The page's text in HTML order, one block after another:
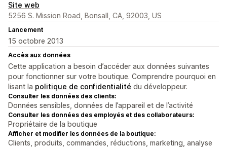
Site web
5256 S. Mission Road, Bonsall, CA, 92003, US
Lancement
15 octobre 2013
Accès aux données
Cette application a besoin d’accéder aux données suivantes
pour fonctionner sur votre boutique. Comprendre pourquoi en
lisant la politique de confidentialité du développeur.
Consulter les données des clients:
Données sensibles, données de l’appareil et de l’activité
Consulter les données des employés et des collaborateurs:
Propriétaire de la boutique
Afficher et modifier les données de la boutique:
Clients, produits, commandes, réductions, marketing, analyse